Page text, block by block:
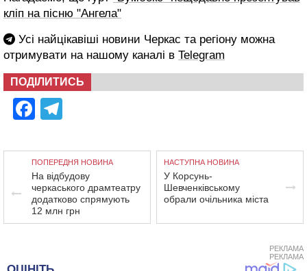
кліп на пісню "Ангела"
Усі найцікавіші новини Черкас та регіону можна
отримувати на нашому каналі в Telegram
ПОДІЛИТИСЬ
Facebook
ПОПЕРЕДНЯ НОВИНА
На відбудову
черкаського драмтеатру
додатково спрямують
12 млн грн
НАСТУПНА НОВИНА
У Корсунь-
Шевченківському
обрали очільника міста
РЕКЛАМА
РЕКЛАМА